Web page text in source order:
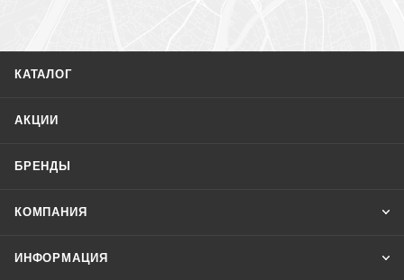
КАТАЛОГ
АКЦИИ
БРЕНДЫ
КОМПАНИЯ
ИНФОРМАЦИЯ